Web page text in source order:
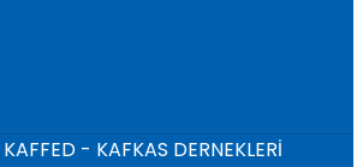
- KAFKAS DERNEKLERİ